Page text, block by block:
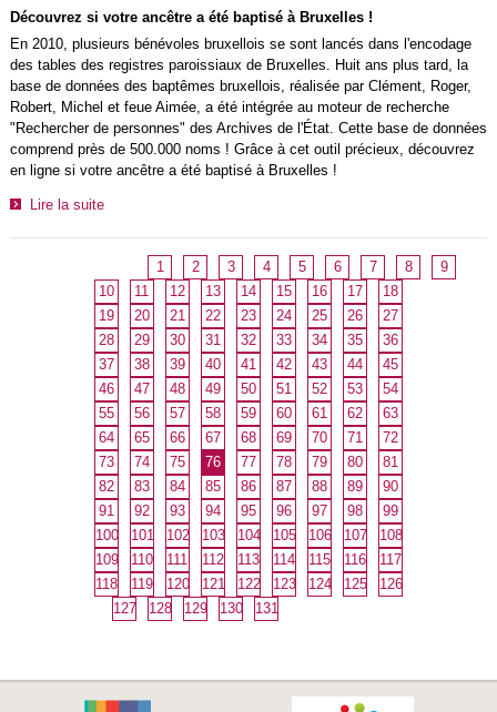
Découvrez si votre ancêtre a été baptisé à Bruxelles !
En 2010, plusieurs bénévoles bruxellois se sont lancés dans l'encodage
des tables des registres paroissiaux de Bruxelles. Huit ans plus tard, la
base de données des baptêmes bruxellois, réalisée par Clément, Roger,
Robert, Michel et feue Aimée, a été intégrée au moteur de recherche
"Rechercher de personnes" des Archives de l'État. Cette base de données
comprend près de 500.000 noms ! Grâce à cet outil précieux, découvrez
en ligne si votre ancêtre a été baptisé à Bruxelles !
Lire la suite
1 2 3 4 5 6 7 8
9
10
11 12 13 14 15 16 17
18
19
20 21 22 23 24 25 26
27
28
29 30 31 32 33 34 35
36
37
38 39 40 41 42 43 44
45
46
47 48 49 50 51 52 53
54
55
56 57 58 59 60 61 62
63
64
65 66 67 68 69 70 71
72
73
74 75 76 77 78 79 80
81
82
83 84 85 86 87 88 89
90
91
92 93 94 95 96 97 98
99
100
101 102 103 104 105 106 107
108
109
110 111 112 113 114 115 116
117
118
119 120 121 122 123 124 125
126
127
128 129 130 131